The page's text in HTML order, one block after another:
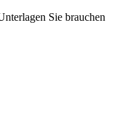
Sie brauchen